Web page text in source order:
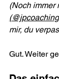
(Noch immer
mir, du
Gut. Weiter